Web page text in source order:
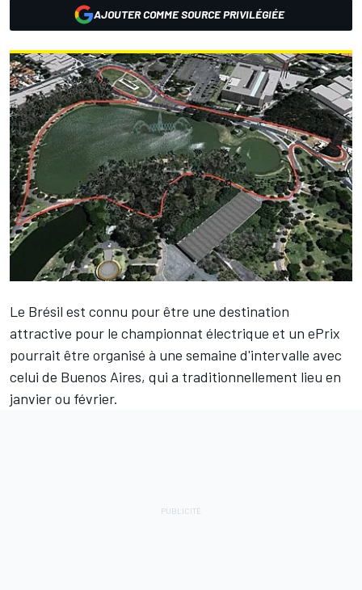
AJOUTER COMME SOURCE PRIVILÉGIÉE
Le Brésil est connu pour être une destination
attractive pour le championnat électrique et un ePrix
pourrait être organisé à une semaine d'intervalle avec
celui de Buenos Aires, qui a traditionnellement lieu en
janvier ou février.